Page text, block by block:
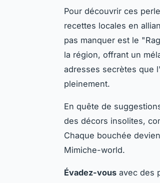
Pour découvrir ces
recettes locales en
pas manquer est le
la région, offrant un
adresses secrètes que
pleinement.
En quête de
des décors insolites,
Chaque bouchée
Mimiche-world.
Évadez-vous avec des